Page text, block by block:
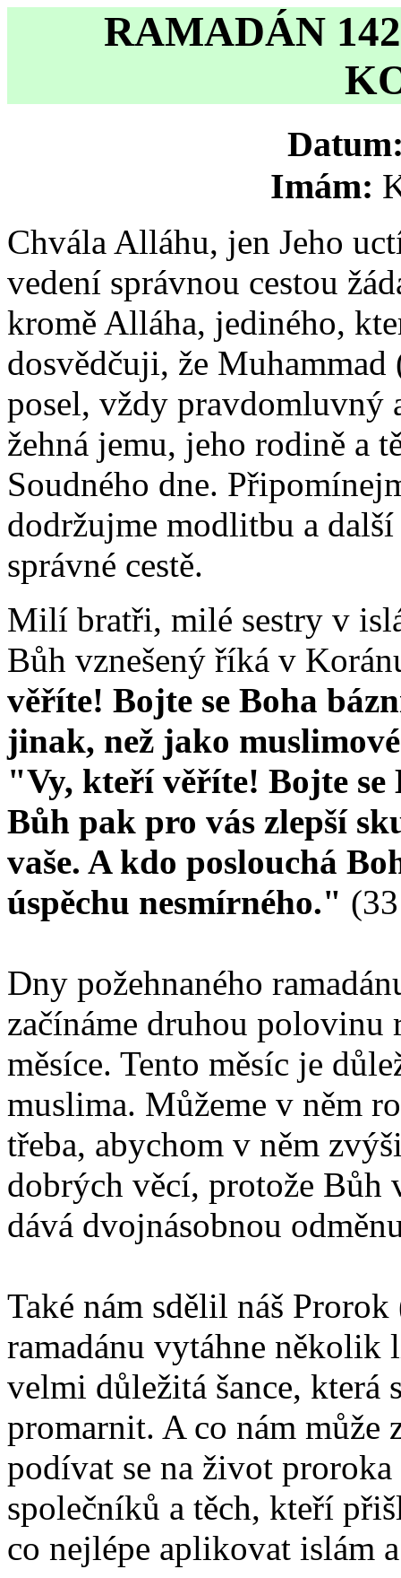
RAMADÁN
Imám:
Chvála Alláhu, jen Jeho
vedení správnou cestou
kromě Alláha, jediného,
dosvědčuji, že
posel, vždy
žehná jemu, jeho rodině a
Soudného dne.
dodržujme modlitbu a
správné cestě.
Milí bratři, milé sestry v
Bůh vznešený říká v
věříte! Bojte se Boha
jinak, než jako
"Vy, kteří věříte! Bojte
Bůh pak pro vás zlepší
vaše. A kdo poslouchá
úspěchu nesmírného."
Dny požehnaného
začínáme druhou polovinu
měsíce. Tento měsíc je
muslima. Můžeme v něm
třeba, abychom v něm
dobrých věcí, protože Bůh
dává dvojnásobnou
Také nám sdělil náš
ramadánu vytáhne několik
velmi důležitá šance, která
promarnit. A co nám může
podívat se na život
společníků a těch, kteří
co nejlépe aplikovat islám